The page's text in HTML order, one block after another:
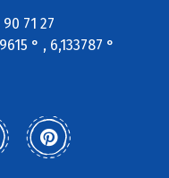
71 27
° , 6,133787 °